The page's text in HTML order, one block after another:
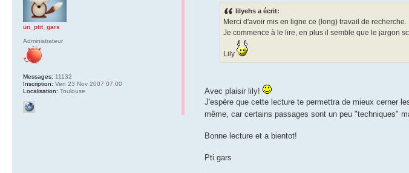
lilyehs a écrit:
Merci d'avoir mis en ligne ce (long) travail de recherche.
Je commence à le lire, en plus il semble que le jargon
Lily
Avec plaisir lily!
J'espère que cette lecture te permettra de mieux cerner
même, car certains passages sont un peu "techniques"
Bonne lecture et a bientot!
Pti gars
un_ptit_gars
Administrateur
Messages: 11132
Inscription: Ven 23 Nov 2007 07:00
Localisation: Toulouse